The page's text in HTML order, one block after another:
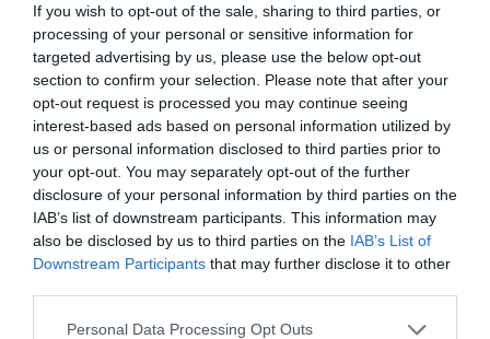
If you wish to opt-out of the sale, sharing to third parties, or
processing of your personal or sensitive information for
targeted advertising by us, please use the below opt-out
section to confirm your selection. Please note that after your
opt-out request is processed you may continue seeing
interest-based ads based on personal information utilized by
us or personal information disclosed to third parties prior to
your opt-out. You may separately opt-out of the further
disclosure of your personal information by third parties on the
IAB’s list of downstream participants. This information may
also be disclosed by us to third parties on the IAB’s List of
Downstream Participants that may further disclose it to other
Please note that this website/app uses one or more Google
Personal Data Processing Opt Outs
keretében nu...
EGY ÉV KATONÁSKODÁSSAL TÖBB PLUSZ FELVÉTELI PONTOT
LEHET MAJD KAPNI, MINT EGY EMELT SZINTŰ ÉRETTSÉGIVEL
VAGY FELSŐFOKÚ NYELVVIZSGÁVAL
2021. augusztus 28| Mindenki ügye
Plusz pontokat kapnak a felsőoktatási felvételihez azok a fiatalok,
akik az egyetem előtt fél- vagy egy évet szolgálnak a
honvédségnél, jelentette be Benkő Tibor honvédelmi miniszter
pénteken az In...
HOGY LEGYEN EGY KIS MIGRÁNS-TERRORISTA TÉMA
2021. augusztus 28
Mindenki ügye